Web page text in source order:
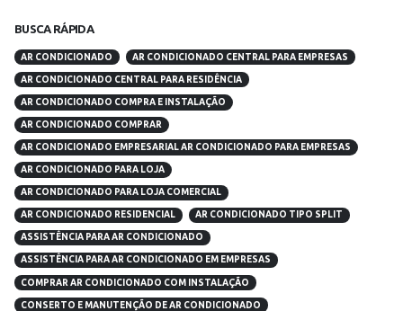
BUSCA RÁPIDA
AR CONDICIONADO AR CONDICIONADO CENTRAL PARA EMPRESAS
AR CONDICIONADO CENTRAL PARA RESIDÊNCIA
AR CONDICIONADO COMPRA E INSTALAÇÃO
AR CONDICIONADO COMPRAR
AR CONDICIONADO EMPRESARIAL AR CONDICIONADO PARA EMPRESAS
AR CONDICIONADO PARA LOJA
AR CONDICIONADO PARA LOJA COMERCIAL
AR CONDICIONADO RESIDENCIAL AR CONDICIONADO TIPO SPLIT
ASSISTÊNCIA PARA AR CONDICIONADO
ASSISTÊNCIA PARA AR CONDICIONADO EM EMPRESAS
COMPRAR AR CONDICIONADO COM INSTALAÇÃO
CONSERTO E MANUTENÇÃO DE AR CONDICIONADO